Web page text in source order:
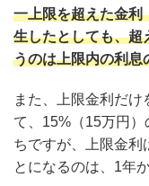
一上限を超えた金利
生したとしても、超
うのは上限内の利息
また、上限金利だ
て、15%（15万円
ちですが、上限金利
とになるのは、1年